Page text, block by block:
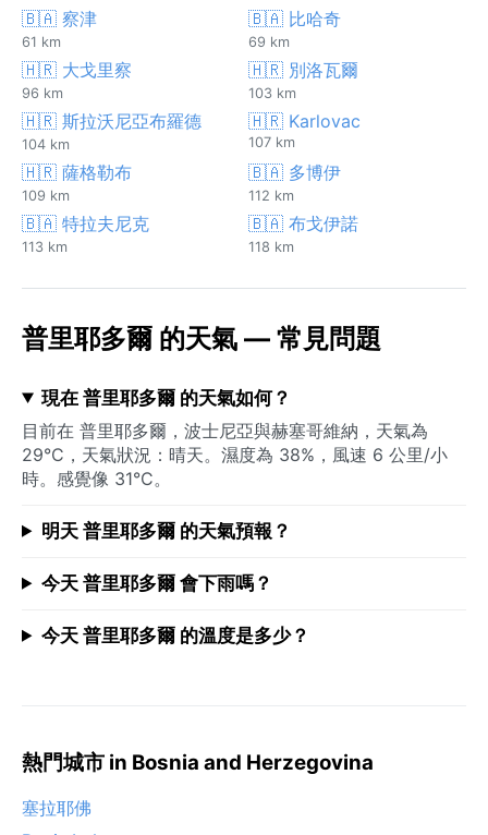
🇧🇦 察津
61 km
🇧🇦 比哈奇
69 km
🇭🇷 大戈里察
96 km
🇭🇷 別洛瓦爾
103 km
🇭🇷 斯拉沃尼亞布羅德
104 km
🇭🇷 Karlovac
107 km
🇭🇷 薩格勒布
109 km
🇧🇦 多博伊
112 km
🇧🇦 特拉夫尼克
113 km
🇧🇦 布戈伊諾
118 km
普里耶多爾 的天氣 — 常見問題
現在 普里耶多爾 的天氣如何？
目前在 普里耶多爾，波士尼亞與赫塞哥維納，天氣為
29°C，天氣狀況：晴天。濕度為 38%，風速 6 公里/小
時。感覺像 31°C。
明天 普里耶多爾 的天氣預報？
今天 普里耶多爾 會下雨嗎？
今天 普里耶多爾 的溫度是多少？
熱門城市 in Bosnia and Herzegovina
塞拉耶佛